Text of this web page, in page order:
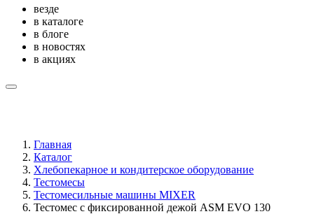
везде
в каталоге
в блоге
в новостях
в акциях
Главная
Каталог
Хлебопекарное и кондитерское оборудование
Тестомесы
Тестомесильные машины MIXER
Тестомес с фиксированной дежой ASM EVO 130